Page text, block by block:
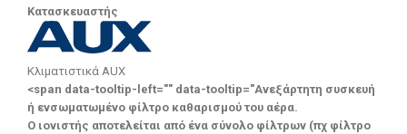
Κατασκευαστής
Κλιματιστικά AUX
<span data-tooltip-left="" data-tooltip="Ανεξάρτητη συσκευή
ή ενσωματωμένο φίλτρο καθαρισμού του αέρα.
Ο ιονιστής αποτελείται από ένα σύνολο φίλτρων (πχ φίλτρο